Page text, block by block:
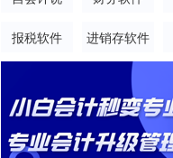
报税软件 进销存软件